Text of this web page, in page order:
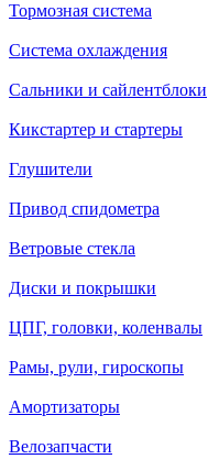
Тормозная система
Система охлаждения
Сальники и сайлентблоки
Кикстартер и стартеры
Глушители
Привод спидометра
Ветровые стекла
Диски и покрышки
ЦПГ, головки, коленвалы
Рамы, рули, гироскопы
Амортизаторы
Велозапчасти